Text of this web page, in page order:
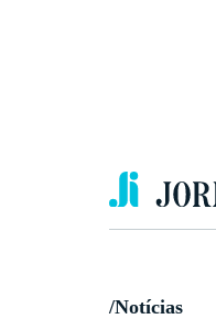
/Notícias